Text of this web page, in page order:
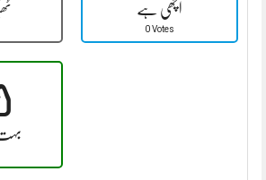
اچھی ہے
0 Votes